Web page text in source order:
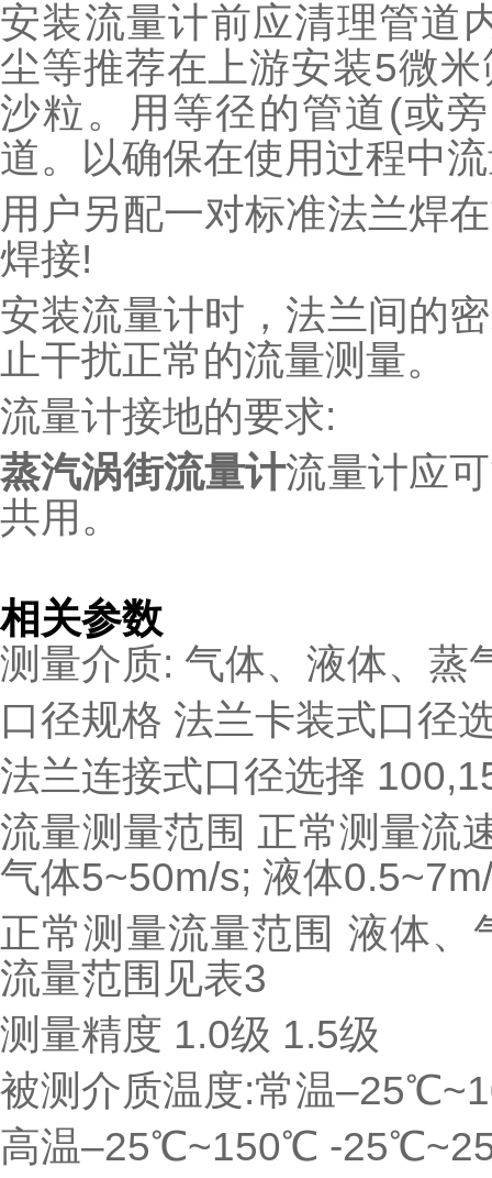
安装流量计前应清理管道
尘等推荐在上游安装5微
沙粒。用等径的管道(或
道。以确保在使用过程中
用户另配一对标准法兰焊
焊接!
安装流量计时，法兰间的
止干扰正常的流量测量。
流量计接地的要求:
蒸汽涡街流量计流量计应
共用。
相关参数
测量介质: 气体、液体、蒸
口径规格 法兰卡装式口径
法兰连接式口径选择
流量测量范围 正常测量流
气体5~50m/s; 液体
正常测量流量范围 液体
流量范围见表3
测量精度 1.0级 1.5级
被测介质温度:常温
高温–25℃~150℃ -